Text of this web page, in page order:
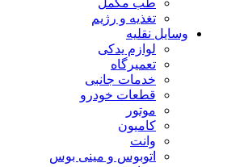
طب مکمل
تغذیه و رژیم
وسایل نقلیه
لوازم یدکی
تعمیرگاه
خدمات جانبی
قطعات خودرو
موتور
کامیون
وانت
اتوبوس و مینی بوس